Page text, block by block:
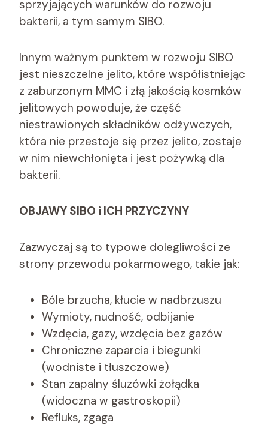
sprzyjających warunków do rozwoju
bakterii, a tym samym SIBO.
Innym ważnym punktem w rozwoju SIBO
jest nieszczelne jelito, które współistniejąc
z zaburzonym MMC i złą jakością kosmków
jelitowych powoduje, że część
niestrawionych składników odżywczych,
która nie przestoje się przez jelito, zostaje
w nim niewchłonięta i jest pożywką dla
bakterii.
OBJAWY SIBO i ICH PRZYCZYNY
Zazwyczaj są to typowe dolegliwości ze
strony przewodu pokarmowego, takie jak:
Bóle brzucha, kłucie w nadbrzuszu
Wymioty, nudność, odbijanie
Wzdęcia, gazy, wzdęcia bez gazów
Chroniczne zaparcia i biegunki
(wodniste i tłuszczowe)
Stan zapalny śluzówki żołądka
(widoczna w gastroskopii)
Refluks, zgaga